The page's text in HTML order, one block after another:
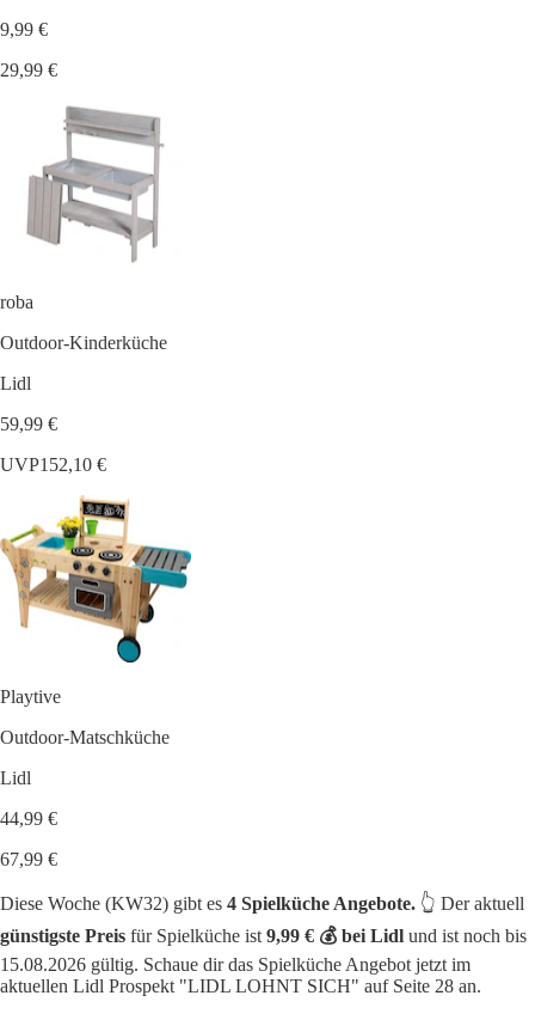
9,99 €
29,99 €
roba
Outdoor-Kinderküche
Lidl
59,99 €
UVP152,10 €
Playtive
Outdoor-Matschküche
Lidl
44,99 €
67,99 €
Diese Woche (KW32) gibt es 4 Spielküche Angebote. 👆 Der aktuell
günstigste Preis für Spielküche ist 9,99 € 💰 bei Lidl und ist noch bis
15.08.2026 gültig. Schaue dir das Spielküche Angebot jetzt im
aktuellen Lidl Prospekt "LIDL LOHNT SICH" auf Seite 28 an.